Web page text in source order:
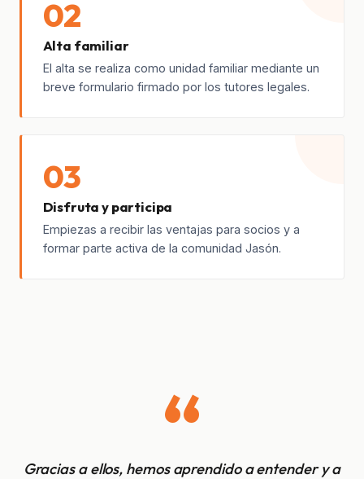
02
Alta familiar
El alta se realiza como unidad familiar mediante un
breve formulario firmado por los tutores legales.
03
Disfruta y participa
Empiezas a recibir las ventajas para socios y a
formar parte activa de la comunidad Jasón.
“
Gracias a ellos, hemos aprendido a entender y a